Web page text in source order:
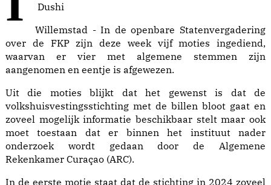
Dushi
Willemstad - In de openbare Statenvergadering
over de FKP zijn deze week vijf moties ingediend,
waarvan er vier met algemene stemmen zijn
aangenomen en eentje is afgewezen.
Uit die moties blijkt dat het gewenst is dat de
volkshuisvestingsstichting met de billen bloot gaat en
zoveel mogelijk informatie beschikbaar stelt maar ook
moet toestaan dat er binnen het instituut nader
onderzoek wordt gedaan door de Algemene
Rekenkamer Curaçao (ARC).
In de eerste motie staat dat de stichting in 2024 zoveel